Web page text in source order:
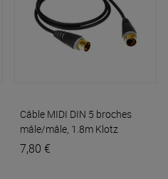
Câble MIDI DIN 5 broches
mâle/mâle, 1.8m Klotz
7,80 €